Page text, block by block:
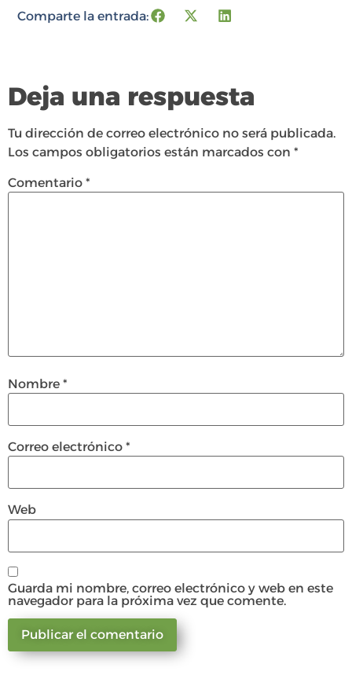
Comparte la entrada:
Deja una respuesta
Tu dirección de correo electrónico no será publicada.
Los campos obligatorios están marcados con *
Comentario *
Nombre *
Correo electrónico *
Web
Guarda mi nombre, correo electrónico y web en este
navegador para la próxima vez que comente.